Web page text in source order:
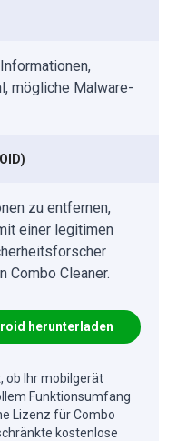
mögliche Malware-
zu entfernen,
einer legitimen
Combo Cleaner.
herunterladen
ob Ihr mobilgerät
Funktionsumfang
Lizenz für Combo
kostenlose